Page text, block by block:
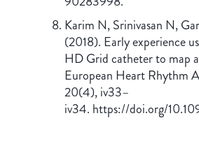
Karim N, Srinivasan N,
(2018). Early experience
HD Grid catheter to map
European Heart Rhythm
20(4), iv33–
iv34. https://doi.org/